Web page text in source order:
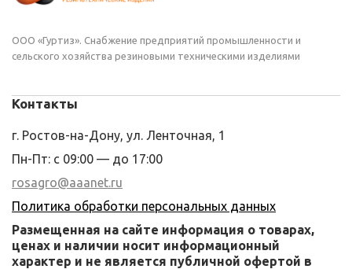
ООО «Гуртиз». Снабжение предприятий промышленности и
сельского хозяйства резиновыми техническими изделиями
Контакты
г. Ростов-на-Дону, ул. Ленточная, 1
Пн-Пт: с 09:00 — до 17:00
rosagro@aaanet.ru
Политика обработки персональных данных
Размещенная на сайте информация о товарах,
ценах и наличии носит информационный
характер и не является публичной офертой в